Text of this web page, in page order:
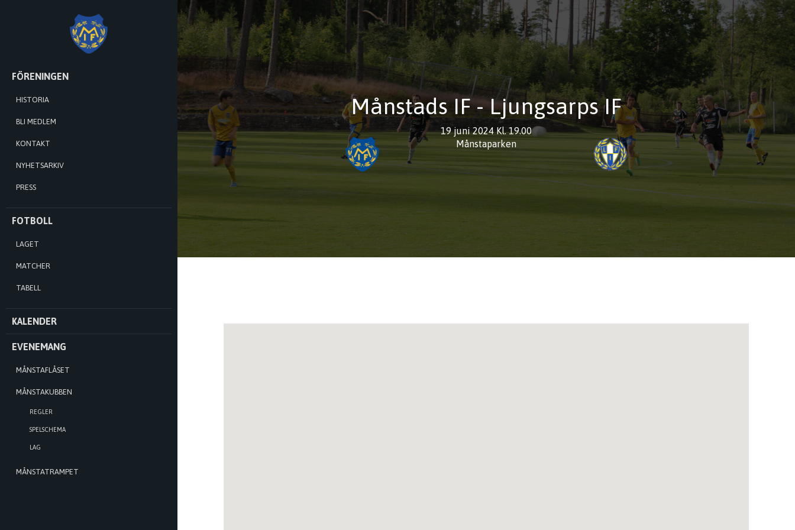
MÅNSTADS
IF
HOPPA
TILL
INNEHÅLL
FÖRENINGEN
HISTORIA
BLI MEDLEM
KONTAKT
NYHETSARKIV
PRESS
FOTBOLL
LAGET
MATCHER
TABELL
KALENDER
EVENEMANG
MÅNSTAFLÅSET
MÅNSTAKUBBEN
REGLER
SPELSCHEMA
LAG
MÅNSTATRAMPET
Månstads IF - Ljungsarps IF
19 juni 2024 Kl. 19.00
Månstaparken